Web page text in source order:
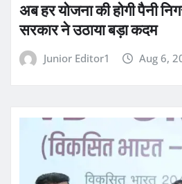
अब हर योजना की होगी पैनी
सरकार ने उठाया बड़ा कदम
Junior Editor1 Aug 6,